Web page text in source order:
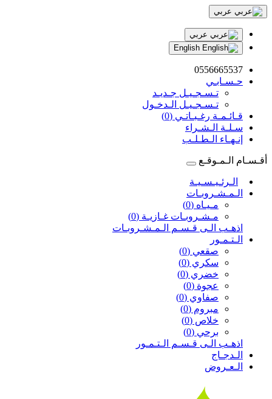
عربي
عربي
0556665537
حـسـابـي
تـسـجـيـل جـديـد
تـسـجـيـل الـدخـول
قـائـمـة رغـبـاتـي (0)
سـلـة الـشـراء
إنـهـاء الـطـلـب
أقـسـام الـمـوقـع
الـرئـيـسـيـة
الـمـشـروبـات
مـيـاه (0)
مـشـروبـات غـازيـة (0)
اذهـب الـى قـسـم الـمـشـروبـات
الـتـمـور
صقعي (0)
سكري (0)
خضري (0)
عجوة (0)
صفاوي (0)
مبروم (0)
خلاص (0)
برحي (0)
اذهـب الـى قـسـم الـتـمـور
الـدجـاج
الـعـروض